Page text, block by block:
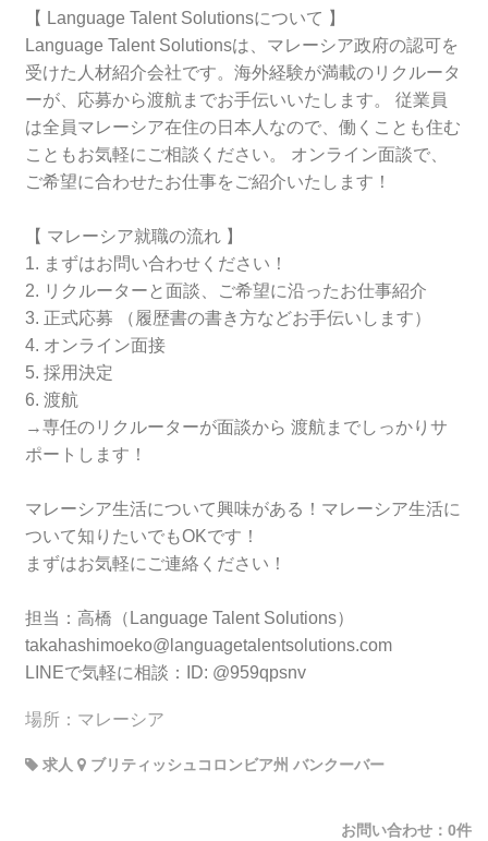
【 Language Talent Solutionsについて 】
Language Talent Solutionsは、マレーシア政府の認可を
受けた人材紹介会社です。海外経験が満載のリクルータ
ーが、応募から渡航までお手伝いいたします。 従業員
は全員マレーシア在住の日本人なので、働くことも住む
こともお気軽にご相談ください。 オンライン面談で、
ご希望に合わせたお仕事をご紹介いたします！
【 マレーシア就職の流れ 】
1. まずはお問い合わせください！
2. リクルーターと面談、ご希望に沿ったお仕事紹介
3. 正式応募 （履歴書の書き方などお手伝いします）
4. オンライン面接
5. 採用決定
6. 渡航
→専任のリクルーターが面談から 渡航までしっかりサ
ポートします！
マレーシア生活について興味がある！マレーシア生活に
ついて知りたいでもOKです！
まずはお気軽にご連絡ください！
担当：高橋（Language Talent Solutions）
takahashimoeko@languagetalentsolutions.com
LINEで気軽に相談：ID: @959qpsnv
場所：マレーシア
求人 ブリティッシュコロンビア州 バンクーバー
お問い合わせ：0件